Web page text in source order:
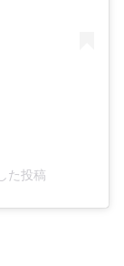
た投稿